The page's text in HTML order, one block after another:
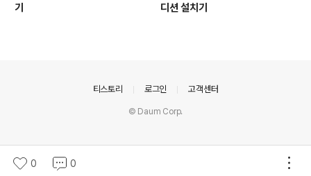
기
디션 설치기
0 0
티스토리 로그인 고객센터
© Daum Corp.